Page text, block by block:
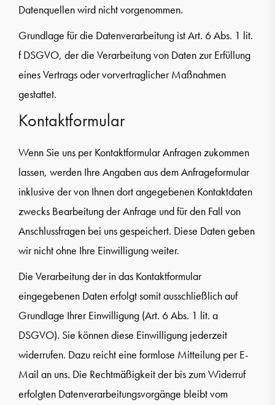
Datenquellen wird nicht vorgenommen.
Grundlage für die Datenverarbeitung ist Art. 6 Abs. 1 lit.
f DSGVO, der die Verarbeitung von Daten zur Erfüllung
eines Vertrags oder vorvertraglicher Maßnahmen
gestattet.
Kontaktformular
Wenn Sie uns per Kontaktformular Anfragen zukommen
lassen, werden Ihre Angaben aus dem Anfrageformular
inklusive der von Ihnen dort angegebenen Kontaktdaten
zwecks Bearbeitung der Anfrage und für den Fall von
Anschlussfragen bei uns gespeichert. Diese Daten geben
wir nicht ohne Ihre Einwilligung weiter.
Die Verarbeitung der in das Kontaktformular
eingegebenen Daten erfolgt somit ausschließlich auf
Grundlage Ihrer Einwilligung (Art. 6 Abs. 1 lit. a
DSGVO). Sie können diese Einwilligung jederzeit
widerrufen. Dazu reicht eine formlose Mitteilung per E-
Mail an uns. Die Rechtmäßigkeit der bis zum Widerruf
erfolgten Datenverarbeitungsvorgänge bleibt vom